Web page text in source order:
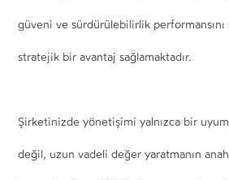
güveni ve sürdürülebilirlik performansını
stratejik bir avantaj sağlamaktadır.
Şirketinizde yönetişimi yalnızca bir
değil, uzun vadeli değer yaratmanın